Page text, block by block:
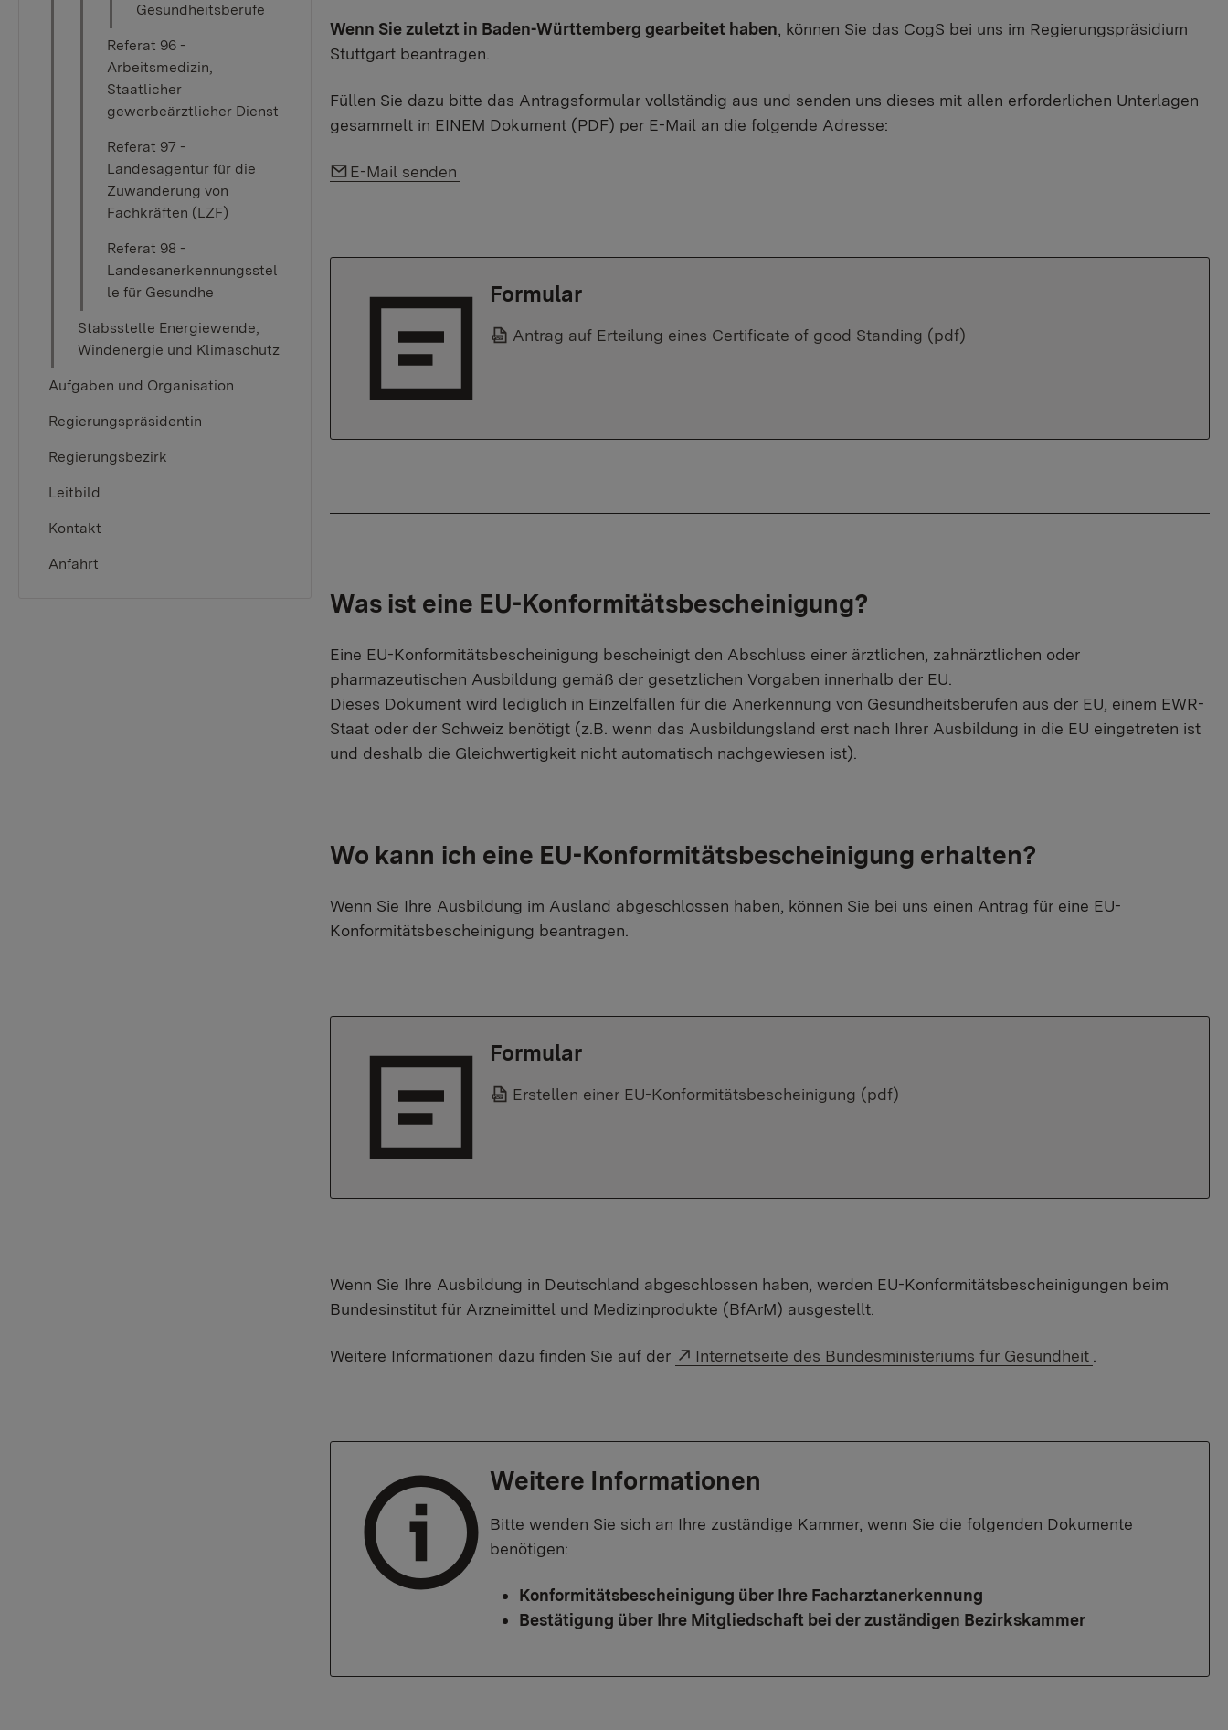
Gesundheitsberufe
Referat 96 -
Arbeitsmedizin,
Staatlicher
gewerbeärztlicher Dienst
Referat 97 -
Landesagentur für die
Zuwanderung von
Fachkräften (LZF)
Referat 98 -
Landesanerkennungsstel
le für Gesundhe
Stabsstelle Energiewende,
Windenergie und Klimaschutz
Aufgaben und Organisation
Regierungspräsidentin
Regierungsbezirk
Leitbild
Kontakt
Anfahrt
Wenn Sie zuletzt in Baden-Württemberg gearbeitet haben , können Sie das CogS bei uns im Regierungspräsidium
Stuttgart beantragen.
Füllen Sie dazu bitte das Antragsformular vollständig aus und senden uns dieses mit allen erforderlichen Unterlagen
gesammelt in EINEM Dokument (PDF) per E-Mail an die folgende Adresse:
Link auf E-Mail:
E-Mail senden
Formular
Antrag auf Erteilung eines Certificate of good Standing (pdf)
Was ist eine EU-Konformitätsbescheinigung?
Eine EU-Konformitätsbescheinigung bescheinigt den Abschluss einer ärztlichen, zahnärztlichen oder
pharmazeutischen Ausbildung gemäß der gesetzlichen Vorgaben innerhalb der EU.
Dieses Dokument wird lediglich in Einzelfällen für die Anerkennung von Gesundheitsberufen aus der EU, einem EWR-
Staat oder der Schweiz benötigt (z.B. wenn das Ausbildungsland erst nach Ihrer Ausbildung in die EU eingetreten ist
und deshalb die Gleichwertigkeit nicht automatisch nachgewiesen ist).
Wo kann ich eine EU-Konformitätsbescheinigung erhalten?
Wenn Sie Ihre Ausbildung im Ausland abgeschlossen haben, können Sie bei uns einen Antrag für eine EU-
Konformitätsbescheinigung beantragen.
Formular
Erstellen einer EU-Konformitätsbescheinigung (pdf)
Wenn Sie Ihre Ausbildung in Deutschland abgeschlossen haben, werden EU-Konformitätsbescheinigungen beim
Bundesinstitut für Arzneimittel und Medizinprodukte (BfArM) ausgestellt.
Weitere Informationen dazu finden Sie auf der Externer Link:
Internetseite des Bundesministeriums für Gesundheit
Weitere Informationen
Bitte wenden Sie sich an Ihre zuständige Kammer, wenn Sie die folgenden Dokumente
benötigen:
Konformitätsbescheinigung über Ihre Facharztanerkennung
Bestätigung über Ihre Mitgliedschaft bei der zuständigen Bezirkskammer